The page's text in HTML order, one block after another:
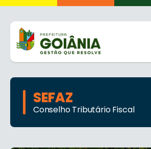
SEFAZ
Conselho Tributário Fiscal